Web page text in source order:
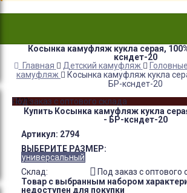
Косынка камуфляж кукла серая,
ксндет-20
Главная
Детский камуфляж
камуфляж
Косынка камуфляж кукла
БР-ксндет-20
-42%
Под заказ с оптового склада
Купить Косынка камуфляж кукла
- БР-ксндет-20
Артикул: 2794
ВЫБЕРИТЕ РАЗМЕР:
универсальный
Склад:
Под заказ с оптового
Товар с выбранным набором
недоступен для покупки